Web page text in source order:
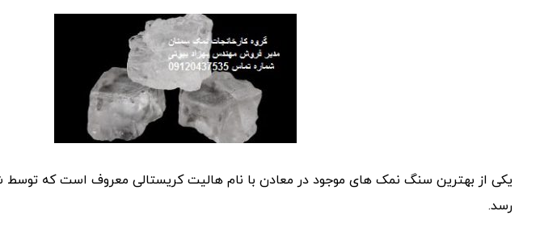
یکی از بهترین سنگ نمک های موجود در معادن با نام هالیت کریستالی معروف است که
رسد.